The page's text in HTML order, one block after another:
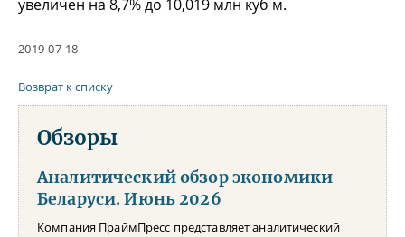
увеличен на 8,7% до 10,019 млн куб м.
2019-07-18
Возврат к списку
Обзоры
Аналитический обзор экономики
Беларуси. Июнь 2026
Компания ПраймПресс представляет аналитический